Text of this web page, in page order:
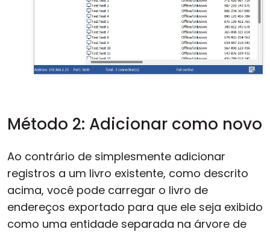
Método 2: Adicionar como novo
Ao contrário de simplesmente adicionar
registros a um livro existente, como descrito
acima, você pode carregar o livro de
endereços exportado para que ele seja exibido
como uma entidade separada na árvore de